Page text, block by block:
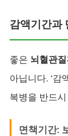
감액기간과
좋은 뇌혈관질
아닙니다. ‘감
복병을 반드
면책기간: